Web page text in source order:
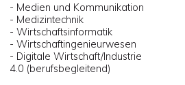
- Medien und Kommunikation
- Medizintechnik
- Wirtschaftsinformatik
- Wirtschaftingenieurwesen
- Digitale Wirtschaft/Industrie
4.0 (berufsbegleitend)